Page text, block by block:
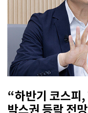
“하반기 코스피